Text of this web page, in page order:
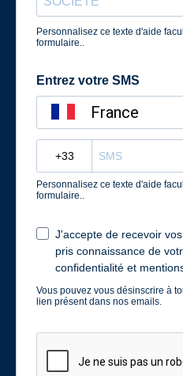
Personnalisez ce texte d'aide
formulaire..
Entrez votre SMS
France
Personnalisez ce texte d'aide
formulaire..
J'accepte de recevoir
pris connaissance de
confidentialité et
Vous pouvez vous désinscrire à
lien présent dans nos emails.